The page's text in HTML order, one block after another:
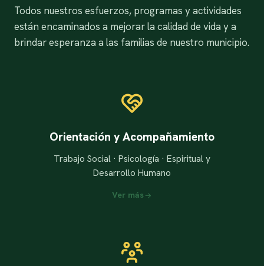
Todos nuestros esfuerzos, programas y actividades
están encaminados a mejorar la calidad de vida y a
brindar esperanza a las familias de nuestro municipio.
Orientación y Acompañamiento
Trabajo Social · Psicología · Espiritual y
Desarrollo Humano
Ver más